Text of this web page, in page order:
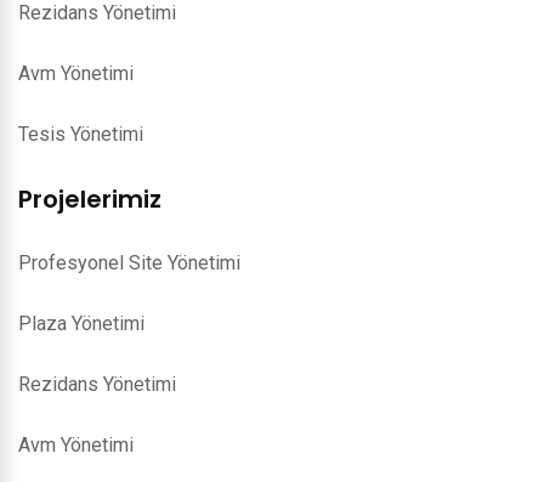
Rezidans Yönetimi
Avm Yönetimi
Tesis Yönetimi
Projelerimiz
Profesyonel Site Yönetimi
Plaza Yönetimi
Rezidans Yönetimi
Avm Yönetimi